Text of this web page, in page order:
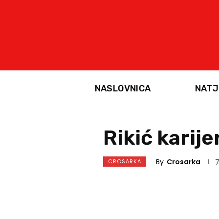
NASLOVNICA
Rikić
CROSARKA By Crosarka